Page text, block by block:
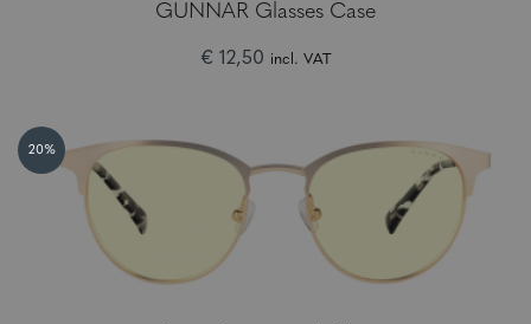
GUNNAR Glasses Case
€ 12,50 incl. VAT
20%